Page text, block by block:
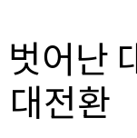
벗어난
대전환